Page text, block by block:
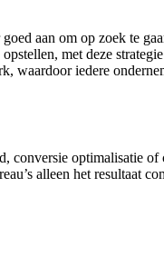
aan om op zoek te
met deze
waardoor iedere
conversie optimalisatie
alleen het resultaat